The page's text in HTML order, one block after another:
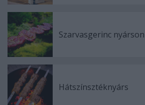
Szarvasgerinc nyárson
Hátszínsztéknyárs